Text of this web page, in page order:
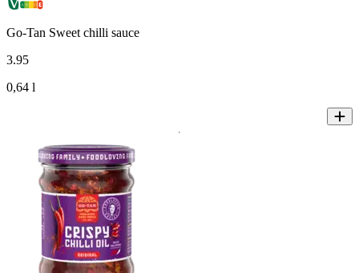
Go-Tan Sweet chilli sauce
3.95
0,64 l